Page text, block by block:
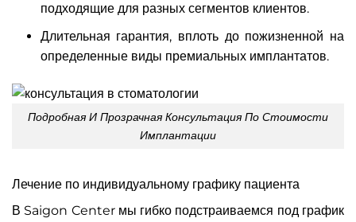
подходящие для разных сегментов клиентов.
Длительная гарантия, вплоть до пожизненной на
определенные виды премиальных имплантатов.
Подробная И Прозрачная Консультация По Стоимости
Имплантации
Лечение по индивидуальному графику пациента
В Saigon Center мы гибко подстраиваемся под график